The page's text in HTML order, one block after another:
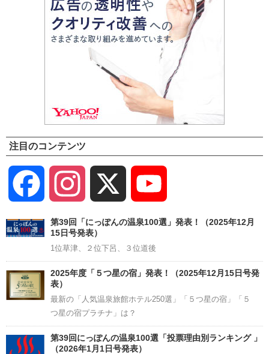
注目のコンテンツ
Facebook Instagram
Channel
第39回「にっぽんの温泉100選」発表！（2025年12月
15日号発表）
1位草津、２位下呂、３位道後
2025年度「５つ星の宿」発表！（2025年12月15日号発
表）
最新の「人気温泉旅館ホテル250選」「５つ星の宿」「５
つ星の宿プラチナ」は？
第39回にっぽんの温泉100選「投票理由別ランキング 」
（2026年1月1日号発表）